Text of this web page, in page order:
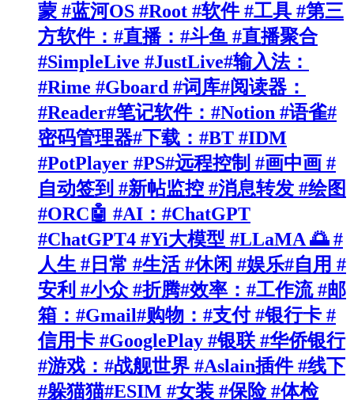
蒙 #蓝河OS #Root #软件 #工具 #第三
方软件：#直播：#斗鱼 #直播聚合
#SimpleLive #JustLive#输入法：
#Rime #Gboard #词库#阅读器：
#Reader#笔记软件：#Notion #语雀#
密码管理器#下载：#BT #IDM
#PotPlayer #PS#远程控制 #画中画 #
自动签到 #新帖监控 #消息转发 #绘图
#ORC🤖 #AI：#ChatGPT
#ChatGPT4 #Yi大模型 #LLaMA 🌅 #
人生 #日常 #生活 #休闲 #娱乐#自用 #
安利 #小众 #折腾#效率：#工作流 #邮
箱：#Gmail#购物：#支付 #银行卡 #
信用卡 #GooglePlay #银联 #华侨银行
#游戏：#战舰世界 #Aslain插件 #线下
#躲猫猫#ESIM #女装 #保险 #体检